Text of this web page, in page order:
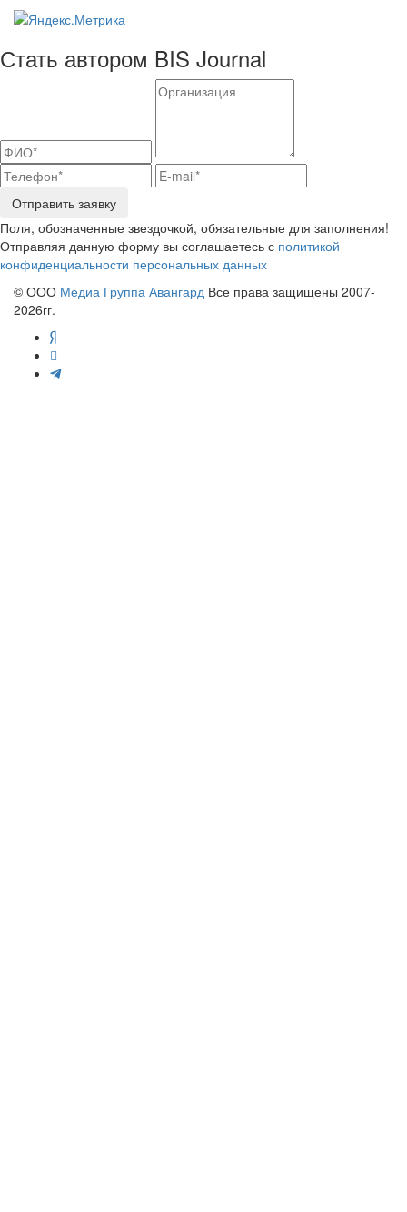
Стать автором BIS Journal
Отправить заявку
Поля, обозначенные звездочкой, обязательные для заполнения!
Отправляя данную форму вы соглашаетесь с политикой
конфиденциальности персональных данных
© ООО Медиа Группа Авангард Все права защищены 2007-
2026гг.